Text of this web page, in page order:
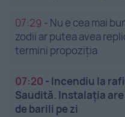
07:29 - Nu e cea mai
zodii ar putea avea
termini propoziția
07:20 - Incendiu la
Saudită. Instalația
de barili pe zi